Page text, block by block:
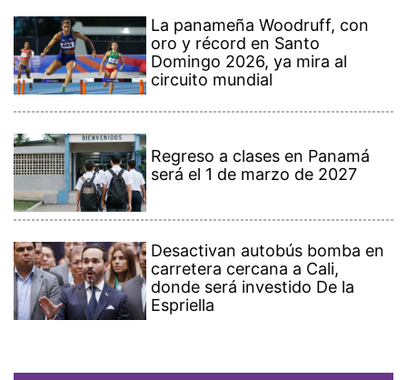
La panameña Woodruff, con
oro y récord en Santo
Domingo 2026, ya mira al
circuito mundial
Regreso a clases en Panamá
será el 1 de marzo de 2027
Desactivan autobús bomba en
carretera cercana a Cali,
donde será investido De la
Espriella